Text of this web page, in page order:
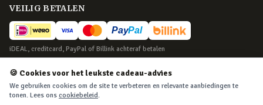
VEILIG BETALEN
iDEAL, creditcard, PayPal of Billink achteraf betalen
BEZORGING
Voor 22:45 besteld, morgen in huis. Tot 365 dagen retourneren.
🍪 Cookies voor het leukste cadeau-advies
We gebruiken cookies om de site te verbeteren en relevante aanbiedingen te
tonen. Lees ons cookiebeleid.